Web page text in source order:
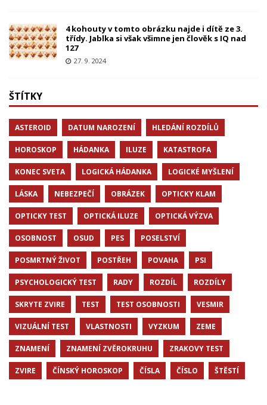
4 kohouty v tomto obrázku najde i dítě ze 3.
třídy. Jablka si však všimne jen člověk s IQ nad
127
27. 9. 2024
ŠTÍTKY
ASTEROID DATUM NAROZENÍ HLEDÁNÍ ROZDÍLŮ
HOROSKOP HÁDANKA ILUZE KATASTROFA
KONEC SVETA LOGICKÁ HÁDANKA LOGICKÉ MYŠLENÍ
LÁSKA NEBEZPEČÍ OBRÁZEK OPTICKY KLAM
OPTICKY TEST OPTICKÁ ILUZE OPTICKÁ VÝZVA
OSOBNOST OSUD PES POSELSTVÍ
POSMRTNÝ ŽIVOT POSTŘEH POVAHA PSI
PSYCHOLOGICKÝ TEST RADY ROZDÍL ROZDÍLY
SKRYTE ZVIRE TEST TEST OSOBNOSTI VESMIR
VIZUÁLNÍ TEST VLASTNOSTI VYZKUM ZEME
ZNAMENÍ ZNAMENÍ ZVĚROKRUHU ZRAKOVY TEST
ZVIRE ČÍNSKÝ HOROSKOP ČÍSLA ČÍSLO ŠTĚSTÍ